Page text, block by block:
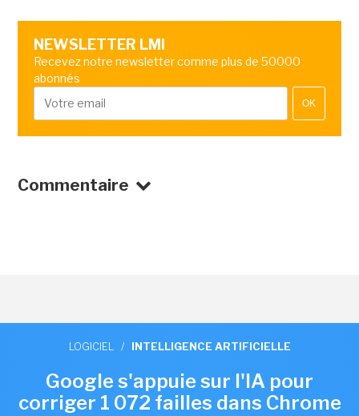
NEWSLETTER LMI
Recevez notre newsletter comme plus de 50000
abonnés
OK
Commentaire
LOGICIEL / INTELLIGENCE ARTIFICIELLE
Google s'appuie sur l'IA pour
corriger 1 072 failles dans Chrome